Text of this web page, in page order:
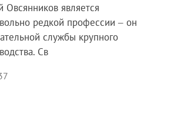
Овсянников является
редкой профессии – он
службы крупного
Св